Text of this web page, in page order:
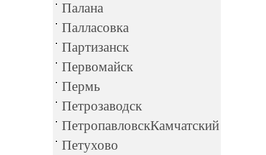
Палана
Палласовка
Партизанск
Первомайск
Пермь
Петрозаводск
ПетропавловскКамчатский
Петухово